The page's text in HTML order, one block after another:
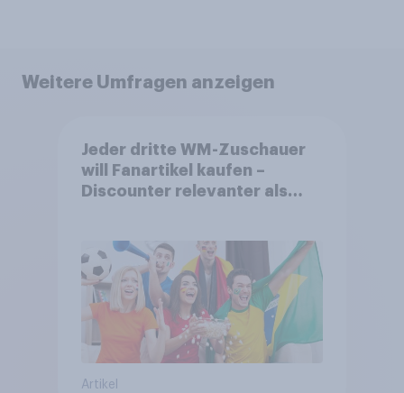
Weitere Umfragen anzeigen
Jeder dritte WM-Zuschauer
will Fanartikel kaufen –
Discounter relevanter als
Artikel